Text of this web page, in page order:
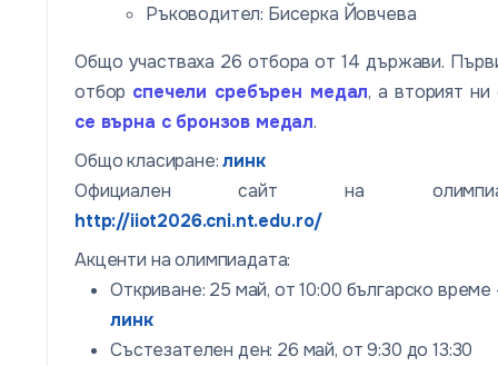
Ръководител: Бисерка Йовчева
Общо участваха 26 отбора от 14 държави.
отбор спечели сребърен медал, а вторият ни
се върна с бронзов медал.
Общо класиране:линк
Официален сайт на
http://iiot2026.cni.nt.edu.ro/
Акценти на олимпиадата:
Откриване: 25 май, от 10:00 българско време
линк
Състезателен ден: 26 май, от 9:30 до 13:30